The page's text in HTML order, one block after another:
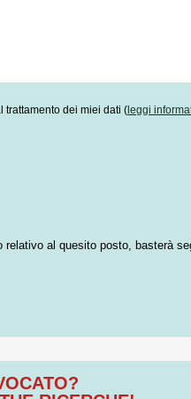
trattamento dei miei dati ( leggi
relativo al quesito posto, basterà